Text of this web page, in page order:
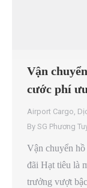
Vận
cước phí
Airport Cargo,
By SG Phương
Vận chuyển
đãi Hạt tiêu là
trưởng vượt